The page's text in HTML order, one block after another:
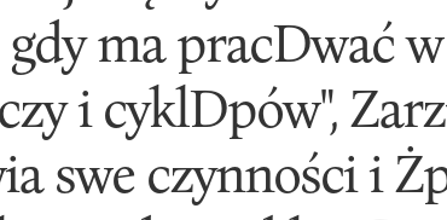
ma pracDwać
i cyklDpów",
swe czynności i